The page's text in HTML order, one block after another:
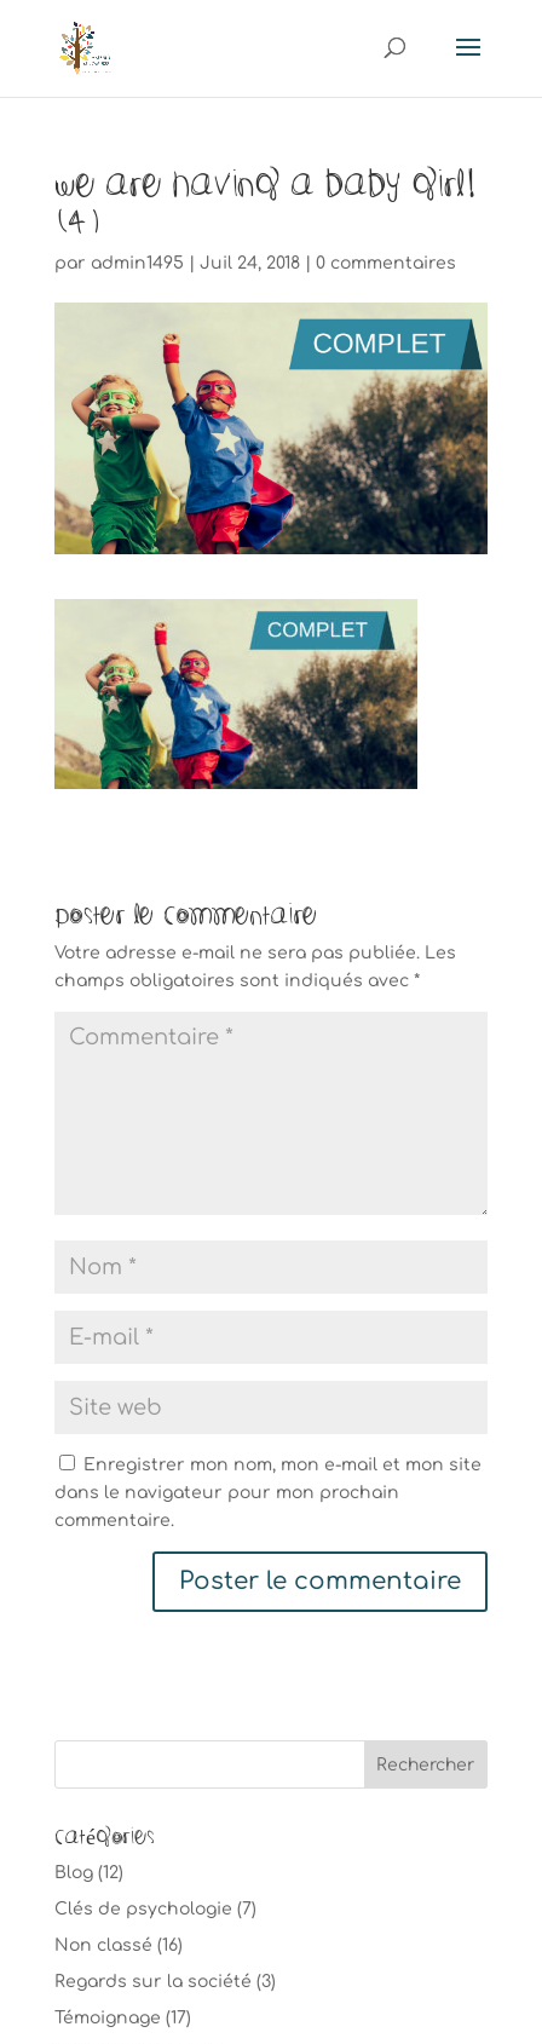
We are having a baby girl!
(4)
par admin1495 Juil 24, 2018| 0 commentaires
Poster le commentaire
Votre adresse e-mail ne sera pas publiée. Les
champs obligatoires sont indiqués avec *
Enregistrer mon nom, mon e-mail et mon site
dans le navigateur pour mon prochain
commentaire.
Catégories
Blog(12)
Clés de psychologie (7)
Non classé (16)
Regards sur la société (3)
Témoignage (17)